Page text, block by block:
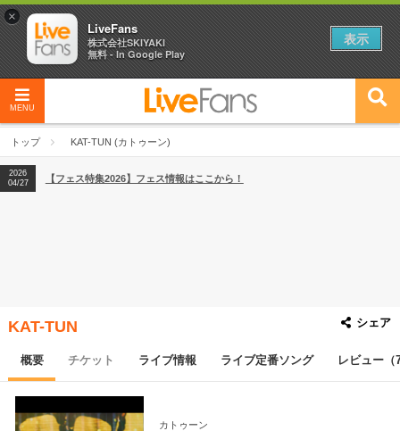
MENU
トップ KAT-TUN (カトゥーン)
2026
04/27
2026
【ライブ動員ランキング】2026年上半期編発表！
2026
04/27
【フェス特集2026】フェス情報はここから！
KAT-TUN シェア
概要 チケット ライブ情報 ライブ定番ソング レビュー（
カトゥーン
×
LiveFans
株式会社SKIYAKI
無料 - In Google Play
表示